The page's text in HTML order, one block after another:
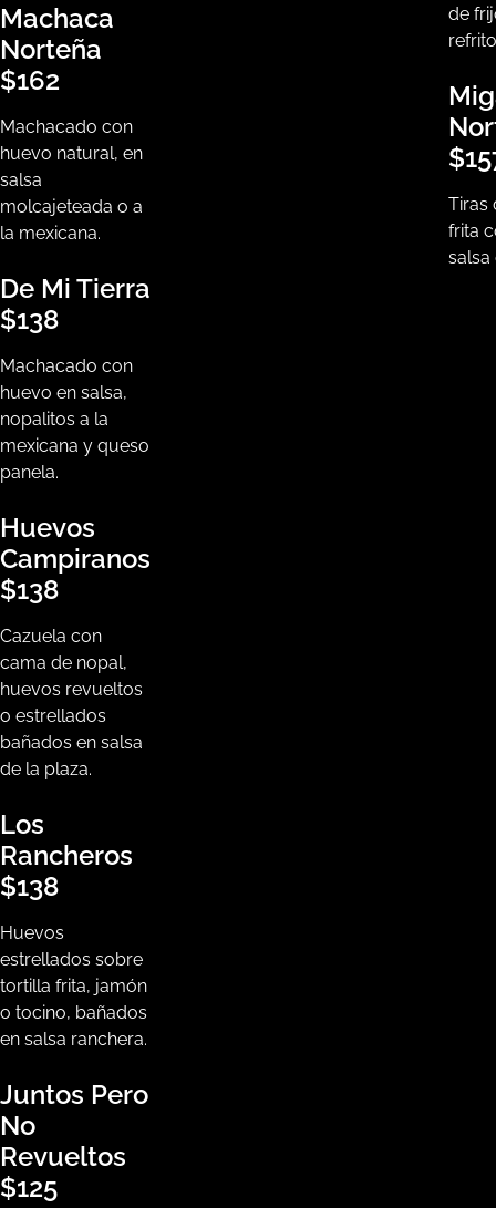
Machaca
Norteña
$162
Machacado con
huevo natural, en
salsa
molcajeteada o a
la mexicana.
De Mi Tierra
$138
Machacado con
huevo en salsa,
nopalitos a la
mexicana y queso
panela.
Huevos
Campiranos
$138
Cazuela con
cama de nopal,
huevos revueltos
o estrellados
bañados en salsa
de la plaza.
Los
Rancheros
$138
Huevos
estrellados sobre
tortilla frita, jamón
o tocino, bañados
en salsa ranchera.
Juntos Pero
No
Revueltos
$125
de
Tiras
frita
salsa